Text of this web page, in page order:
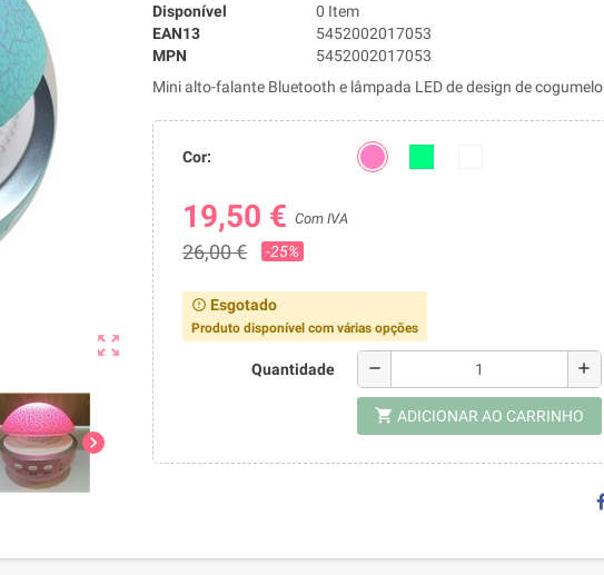
zoom_out_map
chevron_right
Disponível
0 Item
EAN13
5452002017053
MPN
5452002017053
Mini alto-falante Bluetooth e lâmpada LED de design de cogumelo
Cor:
19,50 € Com IVA
26,00 € -25%
error_outline Esgotado
Produto disponível com várias opções
Quantidade remove add
shopping_cart ADICIONAR AO CARRINHO